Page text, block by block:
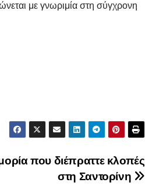
με γνωριμία στη σύγχρονη
που διέπραττε κλοπές
στη Σαντορίνη